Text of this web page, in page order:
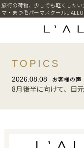
旅行の荷物、少しでも軽くしたい
マ・まつ毛パーマスクール
TOPICS
2026.08.08 お客様の声
8月後半に向けて、目